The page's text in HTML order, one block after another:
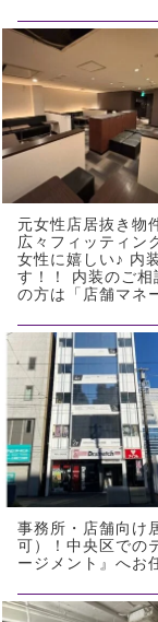
元女性店居抜き物
広々フィッティン
女性に嬉しい♪ 内
す！！ 内装のご
の方は「店舗マネ
事務所・店舗向け
可）！中央区での
ージメント』へお